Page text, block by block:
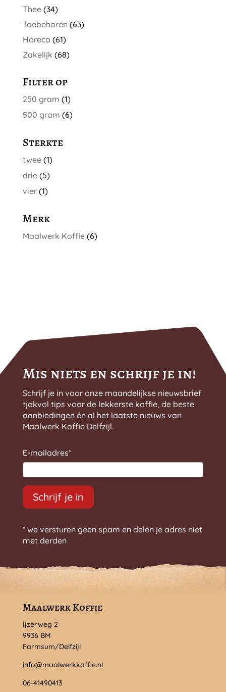
Thee (34)
Toebehoren (63)
Horeca (61)
Zakelijk (68)
Filter op
250 gram (1)
500 gram (6)
Sterkte
twee (1)
drie (5)
vier (1)
Merk
Maalwerk Koffie (6)
Mis niets en schrijf je in!
Schrijf je in voor onze maandelijkse nieuwsbrief
tjokvol tips voor de lekkerste koffie, de beste
aanbiedingen én al het laatste nieuws van
Maalwerk Koffie Delfzijl.
E-mailadres*
Schrijf je in
* we versturen geen spam en delen je adres niet
met derden
Maalwerk Koffie
Ijzerweg 2
9936 BM
Farmsum/Delfzijl
info@maalwerkkoffie.nl
06-41490413